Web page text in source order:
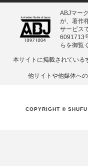
ABJマー
が、著作
サービス
6091713
らを御覧
本サイトに掲載されている
他サイトや他媒体へ
COPYRIGHT ©